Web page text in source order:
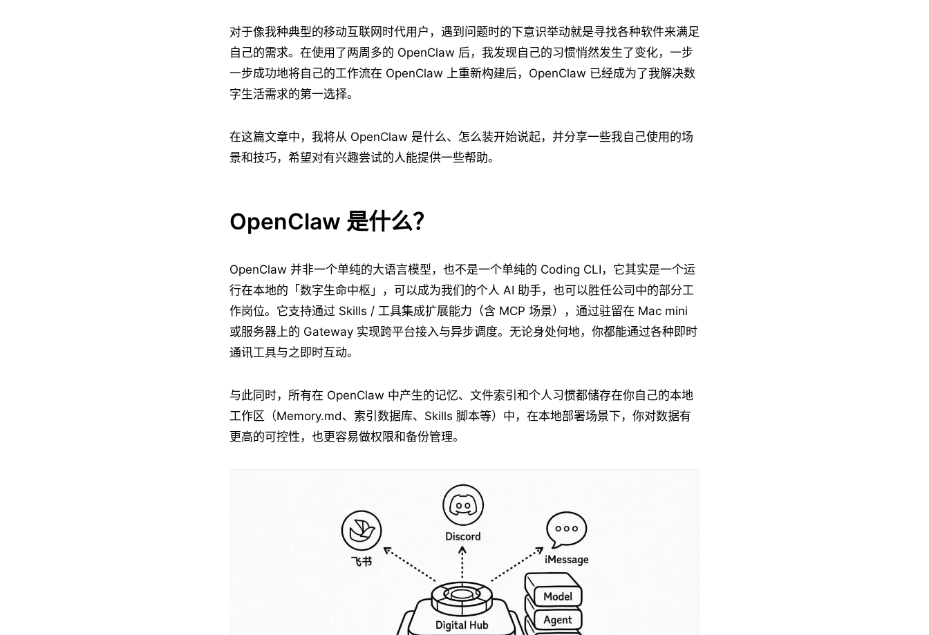
对于像我种典型的移动互联网时代用户，遇到问题时的下意识举动就是寻找各种软件来满足
自己的需求。在使用了两周多的 OpenClaw 后，我发现自己的习惯悄然发生了变化，一步
一步成功地将自己的工作流在 OpenClaw 上重新构建后，OpenClaw 已经成为了我解决数
字生活需求的第一选择。
在这篇文章中，我将从 OpenClaw 是什么、怎么装开始说起，并分享一些我自己使用的场
景和技巧，希望对有兴趣尝试的人能提供一些帮助。
OpenClaw 是什么？
OpenClaw 并非一个单纯的大语言模型，也不是一个单纯的 Coding CLI，它其实是一个运
行在本地的「数字生命中枢」，可以成为我们的个人 AI 助手，也可以胜任公司中的部分工
作岗位。它支持通过 Skills / 工具集成扩展能力（含 MCP 场景），通过驻留在 Mac mini
或服务器上的 Gateway 实现跨平台接入与异步调度。无论身处何地，你都能通过各种即时
通讯工具与之即时互动。
与此同时，所有在 OpenClaw 中产生的记忆、文件索引和个人习惯都储存在你自己的本地
工作区（Memory.md、索引数据库、Skills 脚本等）中，在本地部署场景下，你对数据有
更高的可控性，也更容易做权限和备份管理。